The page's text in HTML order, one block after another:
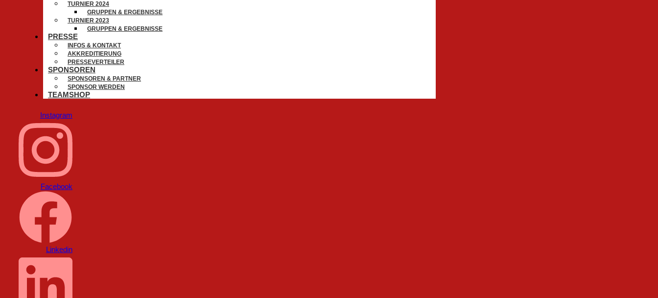
TURNIER 2024
GRUPPEN & ERGEBNISSE
TURNIER 2023
GRUPPEN & ERGEBNISSE
PRESSE
INFOS & KONTAKT
AKKREDITIERUNG
PRESSEVERTEILER
SPONSOREN
SPONSOREN & PARTNER
SPONSOR WERDEN
TEAMSHOP
Instagram
Facebook
Linkedin